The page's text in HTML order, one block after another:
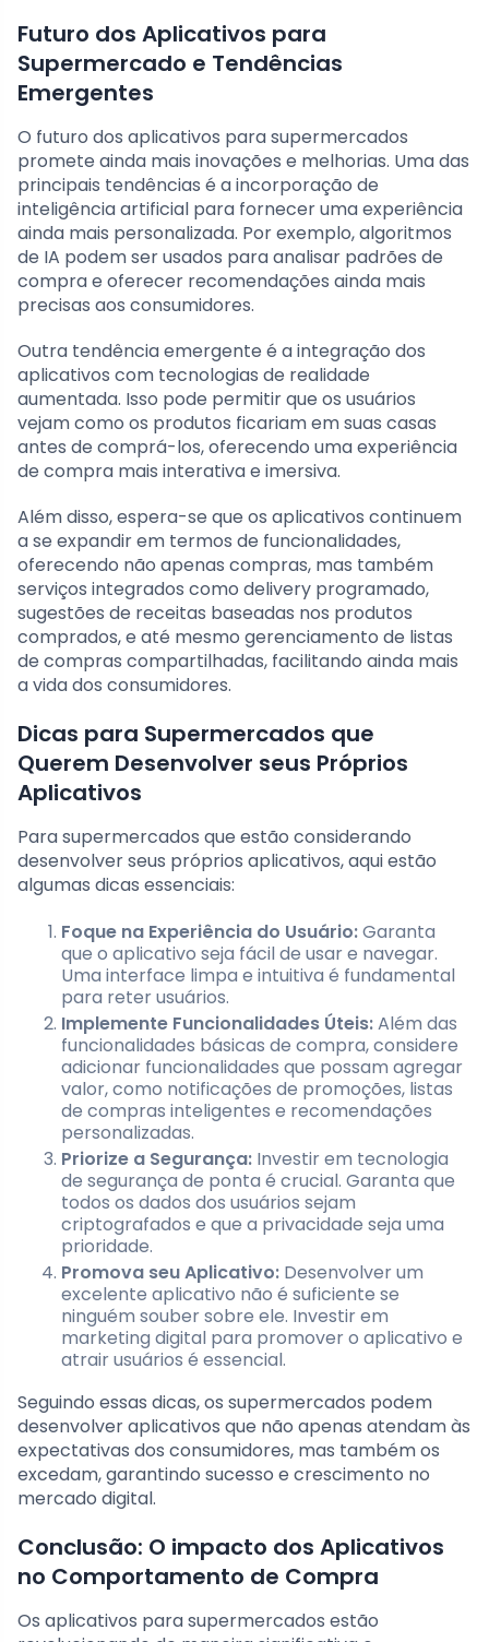
Futuro dos Aplicativos para
Supermercado e Tendências
Emergentes
O futuro dos aplicativos para supermercados
promete ainda mais inovações e melhorias. Uma das
principais tendências é a incorporação de
inteligência artificial para fornecer uma experiência
ainda mais personalizada. Por exemplo, algoritmos
de IA podem ser usados para analisar padrões de
compra e oferecer recomendações ainda mais
precisas aos consumidores.
Outra tendência emergente é a integração dos
aplicativos com tecnologias de realidade
aumentada. Isso pode permitir que os usuários
vejam como os produtos ficariam em suas casas
antes de comprá-los, oferecendo uma experiência
de compra mais interativa e imersiva.
Além disso, espera-se que os aplicativos continuem
a se expandir em termos de funcionalidades,
oferecendo não apenas compras, mas também
serviços integrados como delivery programado,
sugestões de receitas baseadas nos produtos
comprados, e até mesmo gerenciamento de listas
de compras compartilhadas, facilitando ainda mais
a vida dos consumidores.
Dicas para Supermercados que
Querem Desenvolver seus Próprios
Aplicativos
Para supermercados que estão considerando
desenvolver seus próprios aplicativos, aqui estão
algumas dicas essenciais:
Foque na Experiência do Usuário:Garanta
que o aplicativo seja fácil de usar e navegar.
Uma interface limpa e intuitiva é fundamental
para reter usuários.
Implemente Funcionalidades Úteis:Além das
funcionalidades básicas de compra, considere
adicionar funcionalidades que possam agregar
valor, como notificações de promoções, listas
de compras inteligentes e recomendações
personalizadas.
Priorize a Segurança: Investir em tecnologia
de segurança de ponta é crucial. Garanta que
todos os dados dos usuários sejam
criptografados e que a privacidade seja uma
prioridade.
Promova seu Aplicativo: Desenvolver um
excelente aplicativo não é suficiente se
ninguém souber sobre ele. Investir em
marketing digital para promover o aplicativo e
atrair usuários é essencial.
Seguindo essas dicas, os supermercados podem
desenvolver aplicativos que não apenas atendam às
expectativas dos consumidores, mas também os
excedam, garantindo sucesso e crescimento no
mercado digital.
Conclusão: O impacto dos Aplicativos
no Comportamento de Compra
Os aplicativos para supermercados estão